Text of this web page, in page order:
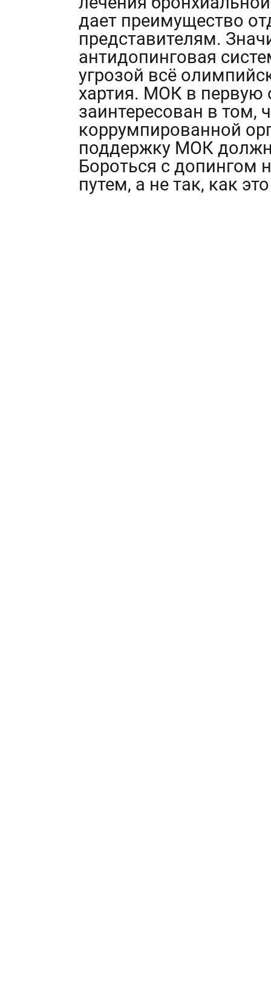
дает преимущество
представителям.
антидопинговая
угрозой всё
хартия. МОК в первую
заинтересован в том,
коррумпированной
поддержку МОК
Бороться с допингом
путем, а не так, как